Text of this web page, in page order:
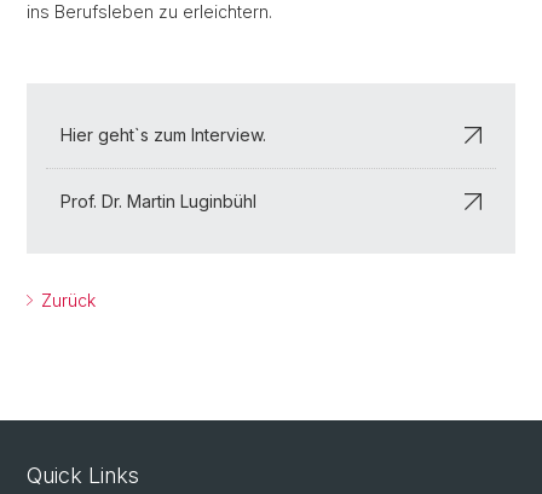
ins Berufsleben zu erleichtern.
Hier geht`s zum Interview.
Prof. Dr. Martin Luginbühl
Zurück
Quick Links